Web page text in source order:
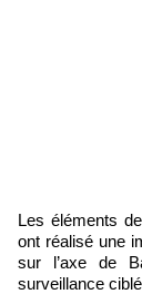
Les éléments de la Section de recherches (SR) de Kédougou
ont réalisé une
sur l’axe de
surveillance